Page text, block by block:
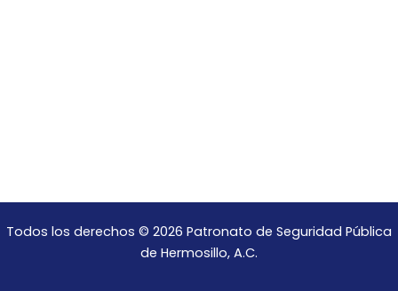
Todos los derechos © 2026 Patronato de Seguridad Pública
de Hermosillo, A.C.